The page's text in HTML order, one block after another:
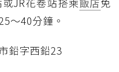
～40分鐘。
鉛字西鉛23